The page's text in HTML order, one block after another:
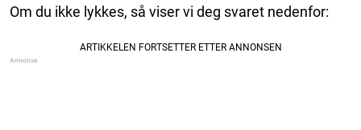
Om du ikke lykkes, så viser vi deg svaret nedenfor: